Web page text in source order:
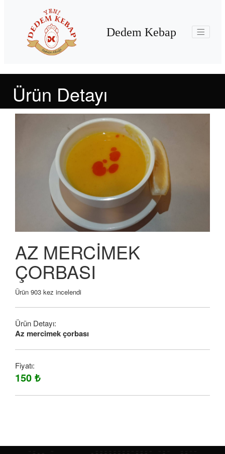
Dedem Kebap
Ürün Detayı
AZ MERCİMEK
ÇORBASI
Ürün 903 kez incelendi
Ürün Detayı:
Az mercimek çorbası
Fiyatı:
150 ₺